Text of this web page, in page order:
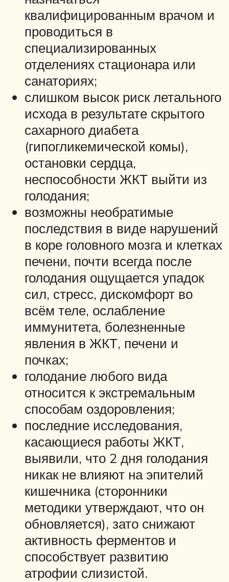
квалифицированным врачом и
проводиться в
специализированных
отделениях стационара или
санаториях;
слишком высок риск летального
исхода в результате скрытого
сахарного диабета
(гипогликемической комы),
остановки сердца,
неспособности ЖКТ выйти из
голодания;
возможны необратимые
последствия в виде нарушений
в коре головного мозга и клетках
печени, почти всегда после
голодания ощущается упадок
сил, стресс, дискомфорт во
всём теле, ослабление
иммунитета, болезненные
явления в ЖКТ, печени и
почках;
голодание любого вида
относится к экстремальным
способам оздоровления;
последние исследования,
касающиеся работы ЖКТ,
выявили, что 2 дня голодания
никак не влияют на эпителий
кишечника (сторонники
методики утверждают, что он
обновляется), зато снижают
активность ферментов и
способствует развитию
атрофии слизистой.